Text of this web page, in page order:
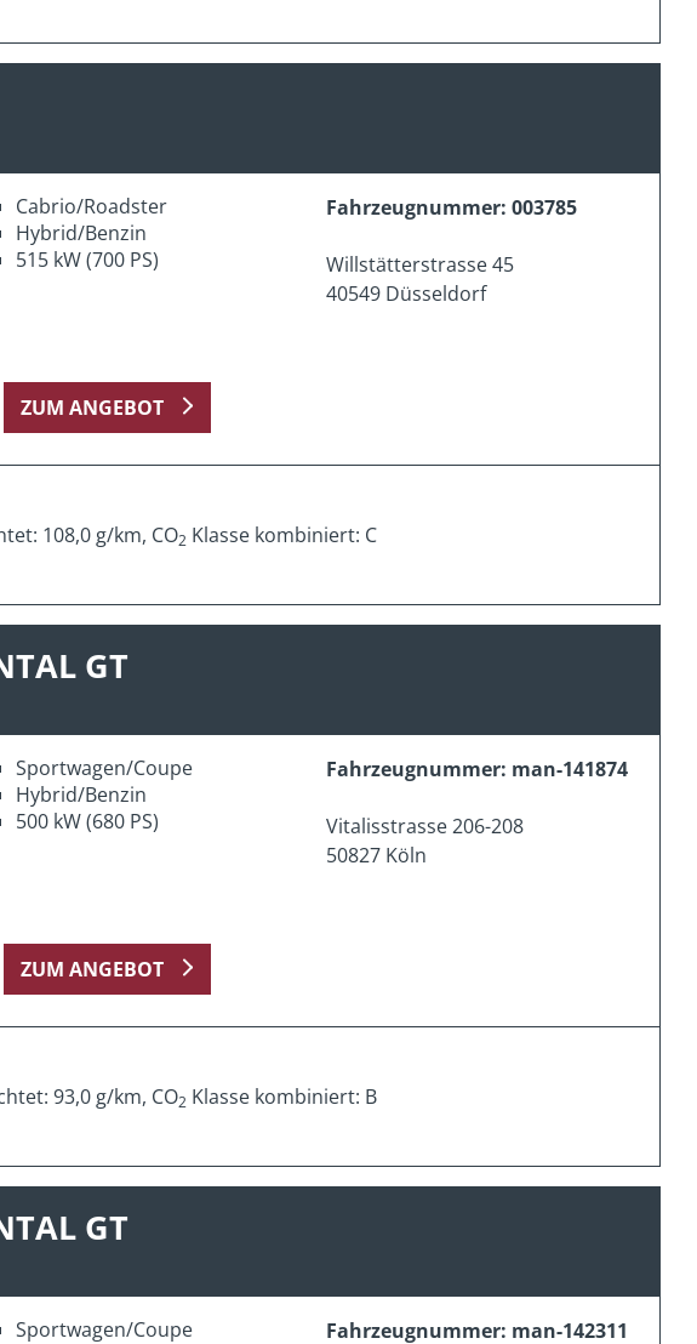
Cabrio/Roadster
Hybrid/Benzin
515 kW (700 PS)
Fahrzeugnummer: 003785
Willstätterstrasse 45
40549 Düsseldorf
ZUM ANGEBOT
108,0 g/km, CO2 Klasse kombiniert: C
GT
Sportwagen/Coupe
Hybrid/Benzin
500 kW (680 PS)
Fahrzeugnummer: man-141874
Vitalisstrasse 206-208
50827 Köln
ZUM ANGEBOT
93,0 g/km, CO2 Klasse kombiniert: B
GT
Sportwagen/Coupe
Fahrzeugnummer: man-142311